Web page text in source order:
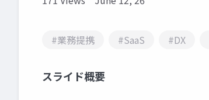
#業務提携 #SaaS #DX
スライド概要